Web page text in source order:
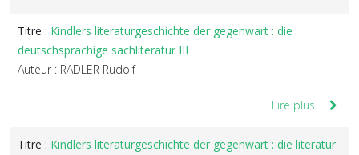
Titre : Kindlers literaturgeschichte der gegenwart : die
deutschsprachige sachliteratur III
Auteur : RADLER Rudolf
Lire plus...
Titre : Kindlers literaturgeschichte der gegenwart : die literatur